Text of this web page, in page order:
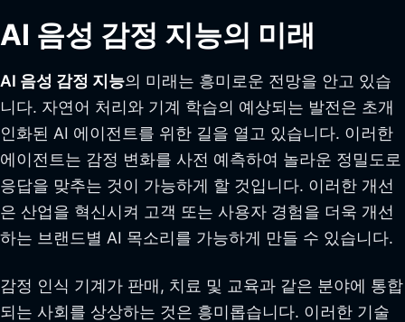
AI 음성 감정 지능의 미래
AI 음성 감정 지능의 미래는 흥미로운 전망을 안고 있습
니다. 자연어 처리와 기계 학습의 예상되는 발전은 초개
인화된 AI 에이전트를 위한 길을 열고 있습니다. 이러한
에이전트는 감정 변화를 사전 예측하여 놀라운 정밀도로
응답을 맞추는 것이 가능하게 할 것입니다. 이러한 개선
은 산업을 혁신시켜 고객 또는 사용자 경험을 더욱 개선
하는 브랜드별 AI 목소리를 가능하게 만들 수 있습니다.
감정 인식 기계가 판매, 치료 및 교육과 같은 분야에 통합
되는 사회를 상상하는 것은 흥미롭습니다. 이러한 기술